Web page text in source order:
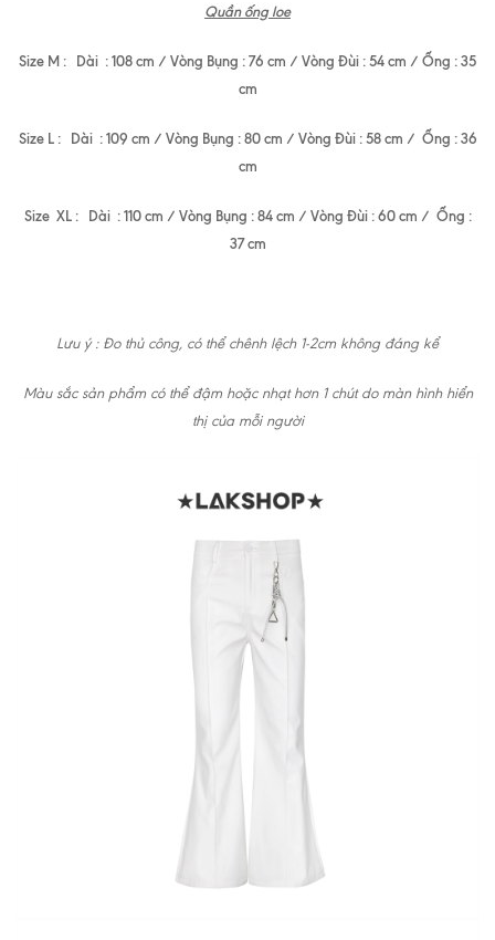
Quần ống loe
Size M : Dài : 108 cm / Vòng Bụng : 76 cm / Vòng Đùi : 54 cm / Ống : 35
cm
Size L : Dài : 109 cm / Vòng Bụng : 80 cm / Vòng Đùi : 58 cm / Ống : 36
cm
Size XL : Dài : 110 cm / Vòng Bụng : 84 cm / Vòng Đùi : 60 cm / Ống :
37 cm
Lưu ý : Đo thủ công, có thể chênh lệch 1-2cm không đáng kể
Màu sắc sản phẩm có thể đậm hoặc nhạt hơn 1 chút do màn hình hiển
thị của mỗi người